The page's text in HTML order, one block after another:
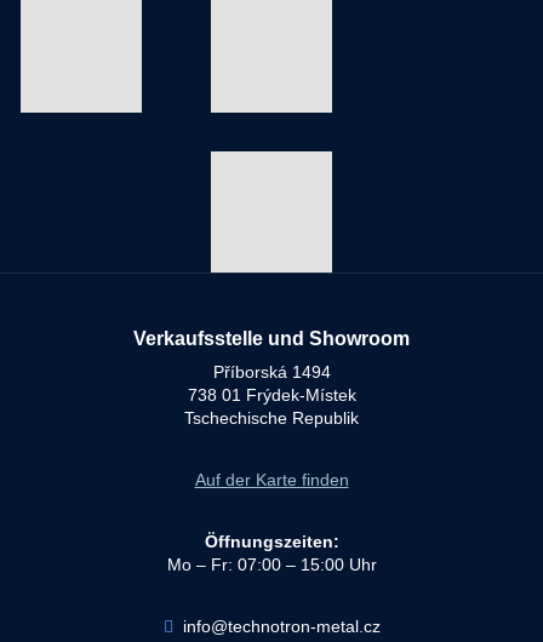
Verkaufsstelle und Showroom
Příborská 1494
738 01 Frýdek-Místek
Tschechische Republik
Auf der Karte finden
Öffnungszeiten:
Mo – Fr: 07:00 – 15:00 Uhr
info@technotron-metal.cz